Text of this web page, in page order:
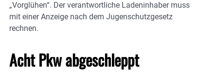
„Vorglühen“. Der verantwortliche Ladeninhaber muss
mit einer Anzeige nach dem Jugenschutzgesetz
rechnen.
Acht Pkw abgeschleppt